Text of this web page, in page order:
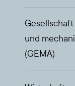
und
(GEMA)